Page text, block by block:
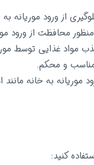
از ورود موریانه به
محافظت از ورود
مواد غذایی توسط
مناسب و محکم.
موریانه به خانه
کنید: